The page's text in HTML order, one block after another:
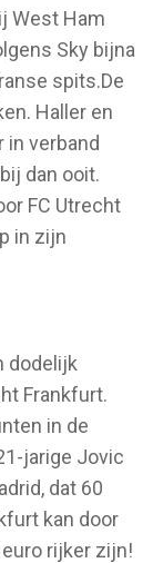
West Ham
Sky bijna
spits.De
Haller en
in verband
dan ooit.
FC Utrecht
in zijn
dodelijk
Frankfurt.
in de
jarige Jovic
dat 60
kan door
rijker zijn!